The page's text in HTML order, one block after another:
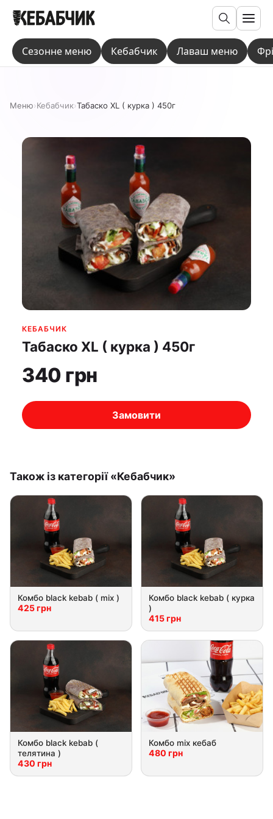
Сезонне меню Кебабчик Лаваш меню
Пошук
Меню›Кебaбчик›Табаско XL ( курка ) 450г
КЕБAБЧИК
Табаско XL ( курка ) 450г
340 грн
Замовити
Також із категорії «Кебaбчик»
Комбо black kebab ( mix )
425 грн
Комбо black kebab ( курка
)
415 грн
Комбо black kebab (
телятина )
430 грн
Комбо mix кебaб
480 грн